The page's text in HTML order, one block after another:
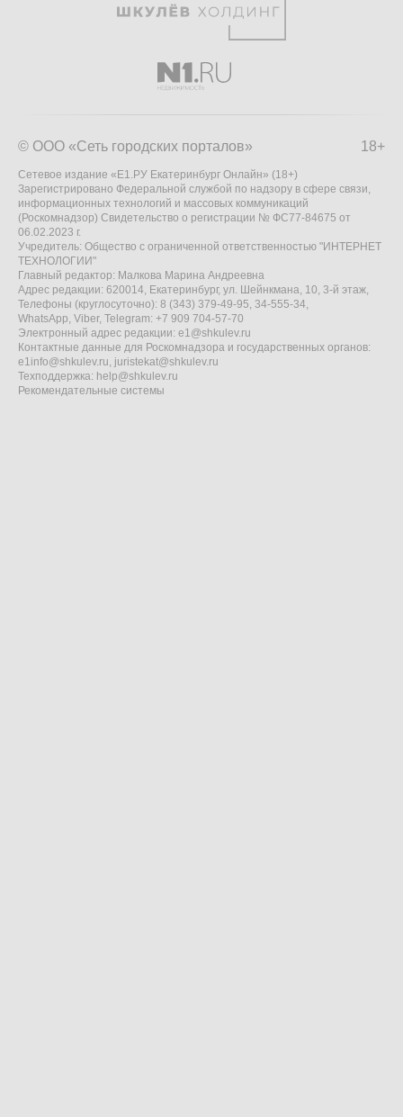
18+
© ООО «Сеть городских порталов»
Сетевое издание «Е1.РУ Екатеринбург Онлайн» (18+)
Зарегистрировано Федеральной службой по надзору в сфере связи,
информационных технологий и массовых коммуникаций
(Роскомнадзор) Свидетельство о регистрации № ФС77-84675 от
06.02.2023 г.
Учредитель: Общество с ограниченной ответственностью "ИНТЕРНЕТ
ТЕХНОЛОГИИ"
Главный редактор: Малкова Марина Андреевна
Адрес редакции: 620014, Екатеринбург, ул. Шейнкмана, 10, 3-й этаж,
Телефоны (круглосуточно): 8 (343) 379-49-95, 34-555-34,
WhatsApp, Viber, Telegram: +7 909 704-57-70
Электронный адрес редакции: e1@shkulev.ru
Контактные данные для Роскомнадзора и государственных органов:
e1info@shkulev.ru, juristekat@shkulev.ru
Техподдержка: help@shkulev.ru
Рекомендательные системы